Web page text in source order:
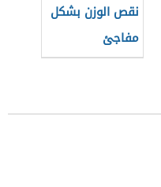
نقص الوزن بشكل
مفاجئ